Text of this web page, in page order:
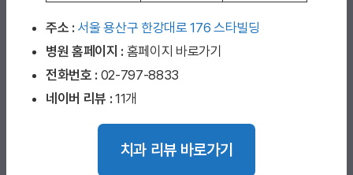
주소 : 서울 용산구 한강대로 176 스타빌딩
병원 홈페이지 : 홈페이지 바로가기
전화번호 : 02-797-8833
네이버 리뷰 : 11개
치과 리뷰 바로가기